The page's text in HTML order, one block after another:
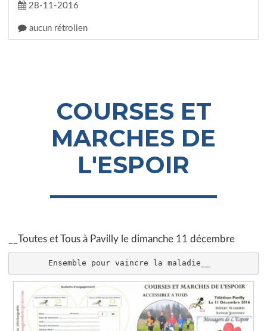
28-11-2016
aucun rétrolien
COURSES ET
MARCHES DE
L'ESPOIR
__Toutes et Tous à Pavilly le dimanche 11 décembre
       Ensemble pour vaincre la maladie__